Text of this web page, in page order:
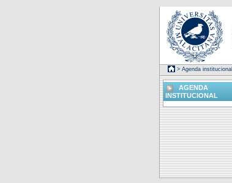
> Agenda institucional
AGENDA
INSTITUCIONAL